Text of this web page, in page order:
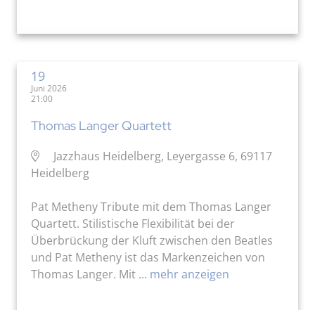
19
Juni 2026
21:00
Thomas Langer Quartett
Jazzhaus Heidelberg, Leyergasse 6, 69117
Heidelberg
Pat Metheny Tribute mit dem Thomas Langer
Quartett. Stilistische Flexibilität bei der
Überbrückung der Kluft zwischen den Beatles
und Pat Metheny ist das Markenzeichen von
Thomas Langer. Mit ... mehr anzeigen